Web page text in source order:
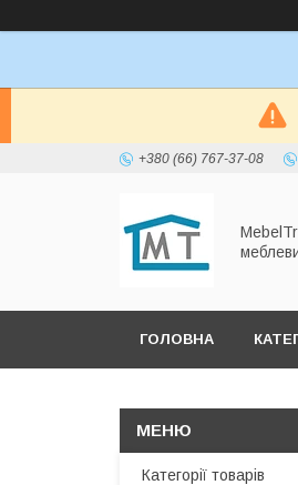
+380 (66) 767-37-08
ГОЛОВНА
Категорії товарів